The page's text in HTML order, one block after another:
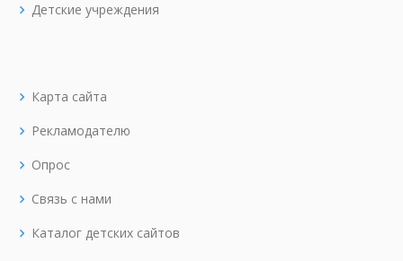
Детские учреждения
Карта сайта
Рекламодателю
Опрос
Связь с нами
Каталог детских сайтов